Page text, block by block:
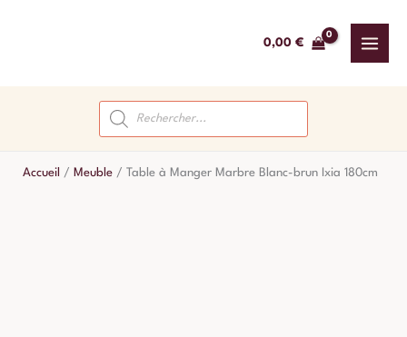
0,00 €
Recherche
de
produits
Accueil / Meuble / Table à Manger Marbre Blanc-brun Ixia 180cm